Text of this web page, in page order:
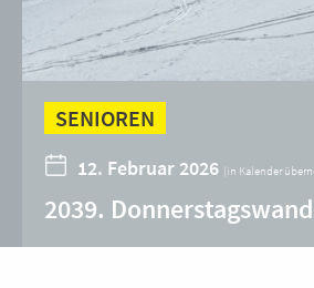
SENIOREN
12. Februar 2026 (in Kalender
2039.